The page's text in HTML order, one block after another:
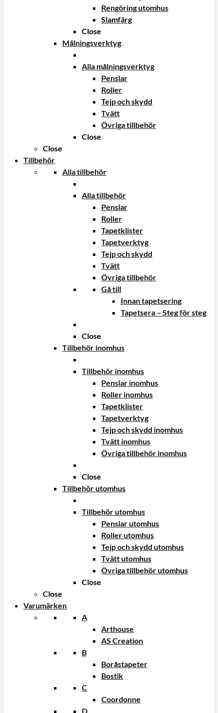
Rengöring utomhus
Slamfärg
Close
Målningsverktyg
Alla målningsverktyg
Penslar
Roller
Tejp och skydd
Tvätt
Övriga tillbehör
Close
Close
Tillbehör
Alla tillbehör
Alla tillbehör
Penslar
Roller
Tapetklister
Tapetverktyg
Tejp och skydd
Tvätt
Övriga tillbehör
Gå till
Innan tapetsering
Tapetsera – Steg för steg
Close
Tillbehör inomhus
Tillbehör inomhus
Penslar inomhus
Roller inomhus
Tapetklister
Tapetverktyg
Tejp och skydd inomhus
Tvätt inomhus
Övriga tillbehör inomhus
Close
Tillbehör utomhus
Tillbehör utomhus
Penslar utomhus
Roller utomhus
Tejp och skydd utomhus
Tvätt utomhus
Övriga tillbehör utomhus
Close
Close
Varumärken
A
Arthouse
AS Creation
B
Boråstapeter
Bostik
C
Coordonne
D